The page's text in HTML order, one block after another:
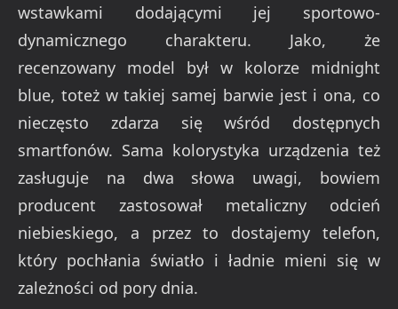
wstawkami dodającymi jej sportowo-
dynamicznego charakteru. Jako, że
recenzowany model był w kolorze midnight
blue, toteż w takiej samej barwie jest i ona, co
nieczęsto zdarza się wśród dostępnych
smartfonów. Sama kolorystyka urządzenia też
zasługuje na dwa słowa uwagi, bowiem
producent zastosował metaliczny odcień
niebieskiego, a przez to dostajemy telefon,
który pochłania światło i ładnie mieni się w
zależności od pory dnia.